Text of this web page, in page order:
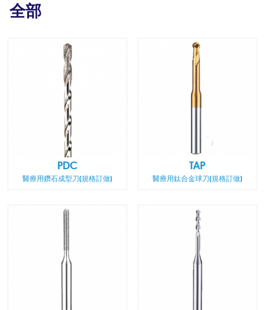
全部
PDC
醫療用鑽石成型刀(規格訂做)
TAP
醫療用鈦合金球刀(規格訂做)